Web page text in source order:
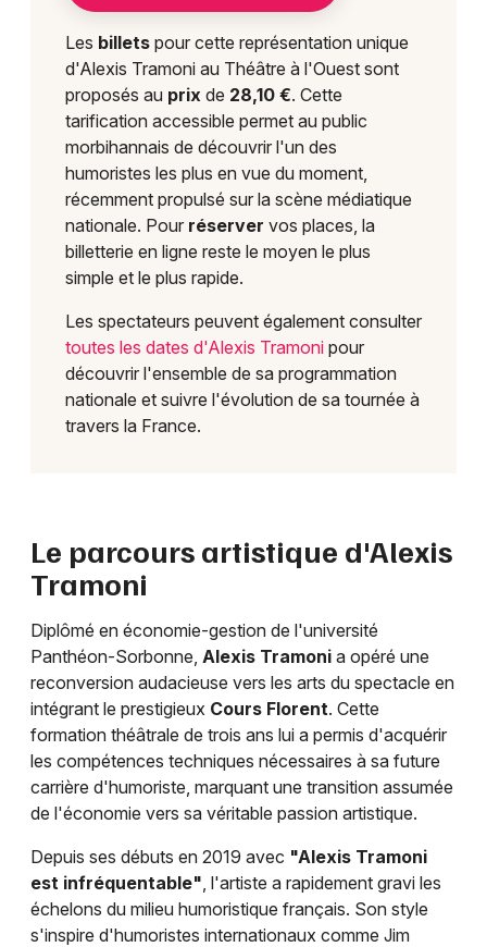
Les billets pour cette représentation unique
d'Alexis Tramoni au Théâtre à l'Ouest sont
proposés au prix de 28,10 €. Cette
tarification accessible permet au public
morbihannais de découvrir l'un des
humoristes les plus en vue du moment,
récemment propulsé sur la scène médiatique
nationale. Pour réserver vos places, la
billetterie en ligne reste le moyen le plus
simple et le plus rapide.
Les spectateurs peuvent également consulter
toutes les dates d'Alexis Tramoni pour
découvrir l'ensemble de sa programmation
nationale et suivre l'évolution de sa tournée à
travers la France.
Le parcours artistique d'Alexis
Tramoni
Diplômé en économie-gestion de l'université
Panthéon-Sorbonne, Alexis Tramoni a opéré une
reconversion audacieuse vers les arts du spectacle en
intégrant le prestigieux Cours Florent. Cette
formation théâtrale de trois ans lui a permis d'acquérir
les compétences techniques nécessaires à sa future
carrière d'humoriste, marquant une transition assumée
de l'économie vers sa véritable passion artistique.
Depuis ses débuts en 2019 avec "Alexis Tramoni
est infréquentable", l'artiste a rapidement gravi les
échelons du milieu humoristique français. Son style
s'inspire d'humoristes internationaux comme Jim